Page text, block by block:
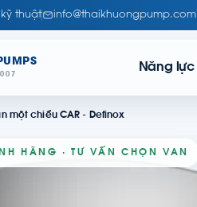
kỹ thuật info@thaikhuongpump.com
Năng lực
một chiều CAR - Definox
HÃNG · TƯ VẤN CHỌN VAN